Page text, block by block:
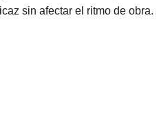
sin afectar el ritmo de obra.